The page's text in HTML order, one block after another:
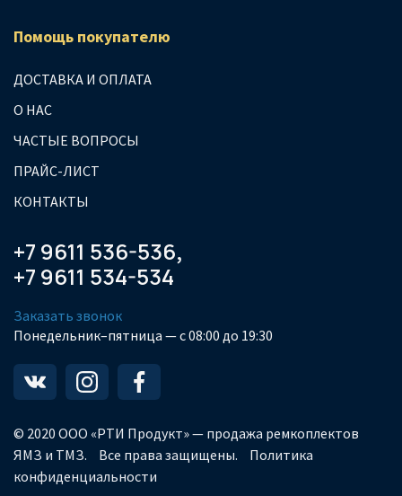
Помощь покупателю
ДОСТАВКА И ОПЛАТА
О НАС
ЧАСТЫЕ ВОПРОСЫ
ПРАЙС-ЛИСТ
КОНТАКТЫ
+7 9611 536-536,
+7 9611 534-534
Заказать звонок
Понедельник–пятница — с 08:00 до 19:30
© 2020 ООО «РТИ Продукт» — продажа ремкоплектов
ЯМЗ и ТМЗ.
Все права защищены.
Политика
конфиденциальности